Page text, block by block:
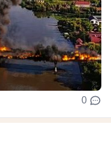
0